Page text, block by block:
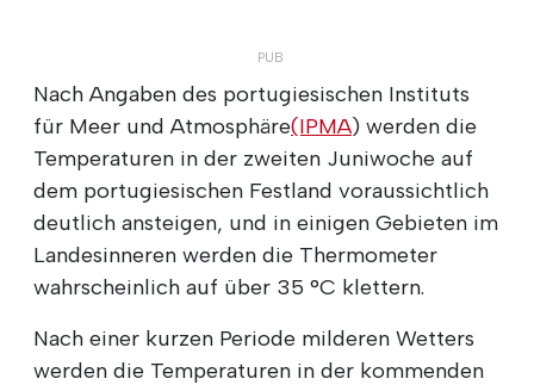
Nach Angaben des portugiesischen Instituts
für Meer und Atmosphäre(IPMA) werden die
Temperaturen in der zweiten Juniwoche auf
dem portugiesischen Festland voraussichtlich
deutlich ansteigen, und in einigen Gebieten im
Landesinneren werden die Thermometer
wahrscheinlich auf über 35 °C klettern.
Nach einer kurzen Periode milderen Wetters
werden die Temperaturen in der kommenden